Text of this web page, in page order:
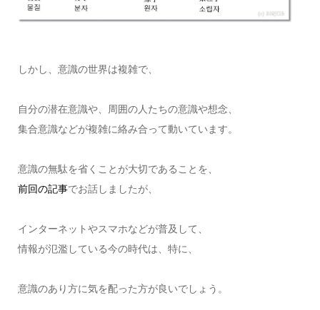
しかし、意識の世界は複雑で、
自分の潜在意識や、周囲の人たちの意識や想念、
集合意識などが複雑に絡み合って動いています。
意識の無駄を省くことが大切であることを、
前回の記事でお話しましたが、
インターネットやスマホなどが普及して、
情報が氾濫している今の時代は、特に、
意識のあり方に気を配った方が良いでしょう。